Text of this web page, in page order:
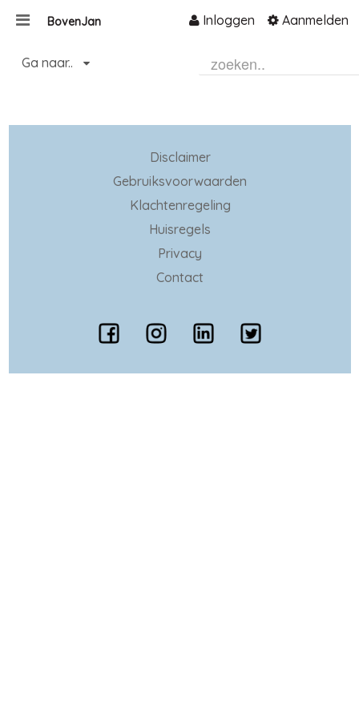
Inloggen Aanmelden
BovenJan
Home
Ga naar..
Disclaimer
Gebruiksvoorwaarden
Klachtenregeling
Huisregels
Privacy
Contact